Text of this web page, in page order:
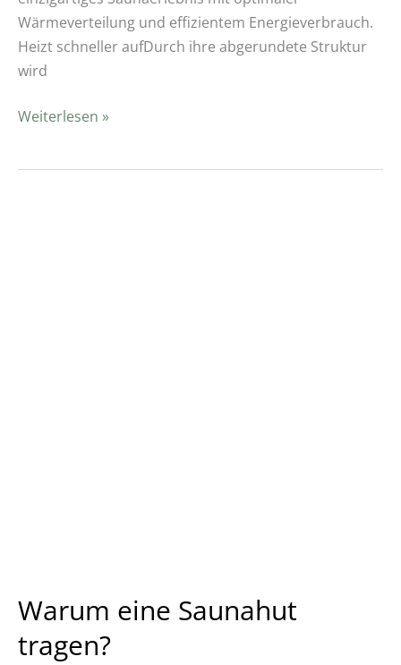
Wärmeverteilung und effizientem Energieverbrauch.
Heizt schneller aufDurch ihre abgerundete Struktur
wird
Weiterlesen »
Warum eine Saunahut
tragen?